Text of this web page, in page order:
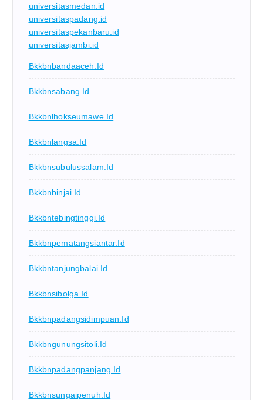
universitasmedan.id
universitaspadang.id
universitaspekanbaru.id
universitasjambi.id
Bkkbnbandaaceh.id
Bkkbnsabang.id
Bkkbnlhokseumawe.id
Bkkbnlangsa.id
Bkkbnsubulussalam.id
Bkkbnbinjai.id
Bkkbntebingtinggi.id
Bkkbnpematangsiantar.id
Bkkbntanjungbalai.id
Bkkbnsibolga.id
Bkkbnpadangsidimpuan.id
Bkkbngunungsitoli.id
Bkkbnpadangpanjang.id
Bkkbnsungaipenuh.id